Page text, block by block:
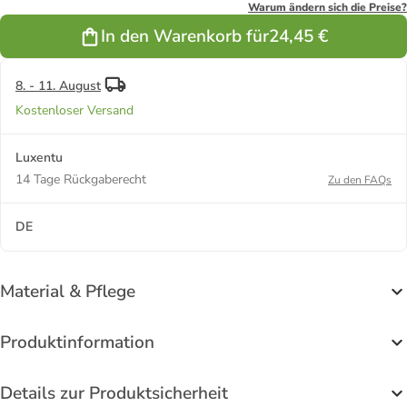
Warum ändern sich die Preise?
In den Warenkorb für24,45 €
8. - 11. August
Kostenloser Versand
Luxentu
14 Tage Rückgaberecht
Zu den FAQs
DE
Material & Pflege
Produktinformation
Details zur Produktsicherheit